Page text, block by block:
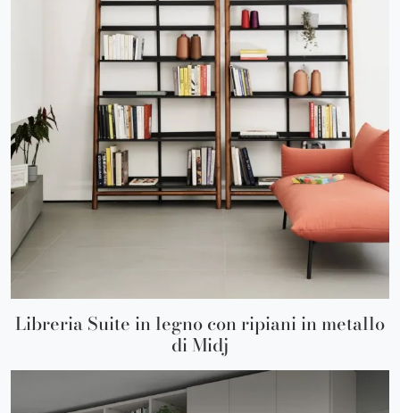
Libreria Suite in legno con ripiani in metallo
di Midj